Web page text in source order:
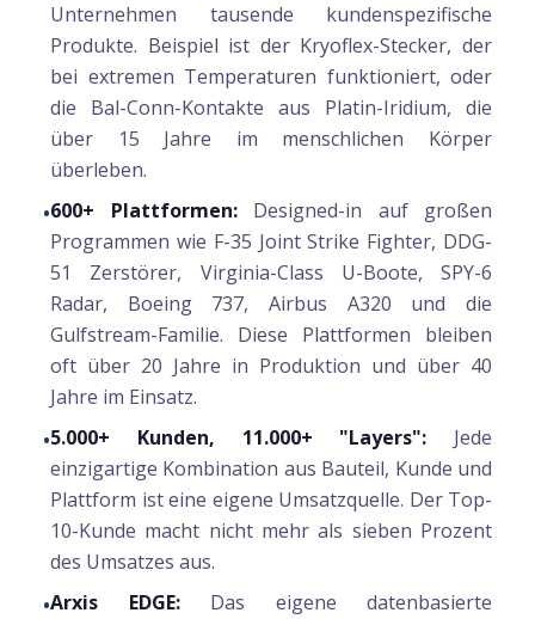
Unternehmen tausende kundenspezifische
Produkte. Beispiel ist der Kryoflex-Stecker, der
bei extremen Temperaturen funktioniert, oder
die Bal-Conn-Kontakte aus Platin-Iridium, die
über 15 Jahre im menschlichen Körper
überleben.
•600+ Plattformen:Designed-in auf großen
Programmen wie F-35 Joint Strike Fighter, DDG-
51 Zerstörer, Virginia-Class U-Boote, SPY-6
Radar, Boeing 737, Airbus A320 und die
Gulfstream-Familie. Diese Plattformen bleiben
oft über 20 Jahre in Produktion und über 40
Jahre im Einsatz.
•5.000+ Kunden, 11.000+ "Layers": Jede
einzigartige Kombination aus Bauteil, Kunde und
Plattform ist eine eigene Umsatzquelle. Der Top-
10-Kunde macht nicht mehr als sieben Prozent
des Umsatzes aus.
•Arxis EDGE:Das eigene datenbasierte